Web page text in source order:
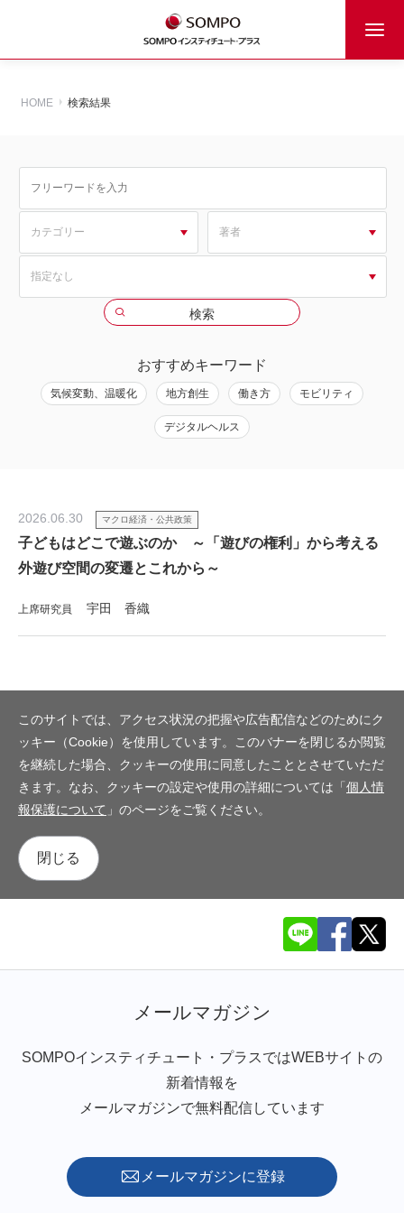
HOME 検索結果
おすすめキーワード
気候変動、温暖化 地方創生 働き方 モビリティ
デジタルヘルス
2026.06.30 マクロ経済・公共政策
子どもはどこで遊ぶのか ～「遊びの権利」から考える
外遊び空間の変遷とこれから～
上席研究員 宇田 香織
このサイトでは、アクセス状況の把握や広告配信などのためにク
ッキー（Cookie）を使用しています。このバナーを閉じるか閲覧
を継続した場合、クッキーの使用に同意したこととさせていただ
きます。なお、クッキーの設定や使用の詳細については「個人情
報保護について 」のページをご覧ください。
閉じる
メールマガジン
SOMPOインスティチュート・プラスではWEBサイトの
新着情報を
メールマガジンで無料配信しています
メールマガジンに登録